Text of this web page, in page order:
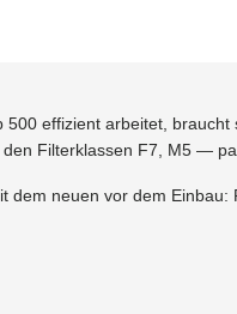
500 effizient arbeitet,
Filterklassen F7, M5 —
dem neuen vor dem